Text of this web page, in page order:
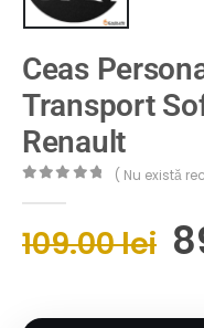
Ceas
Transport
Renault
( Nu există
109.00lei